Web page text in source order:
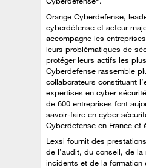
Orange Cyberdefense,
cyberdéfense et acteur
accompagne les
leurs problématiques de
protéger leurs actifs les
Cyberdefense rassemble
collaborateurs constituant
expertises en cyber
de 600 entreprises font
savoir-faire en cyber
Cyberdefense en France et
Lexsi fournit des
de l’audit, du conseil, de la
incidents et de la formation